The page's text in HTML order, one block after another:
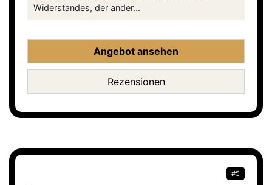
Widerstandes, der ander...
Angebot ansehen
Rezensionen
#5